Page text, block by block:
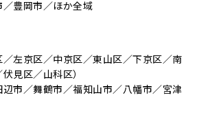
豊岡市／ほか全域
左京区／中京区／東山区／下京区／南
見区／山科区）
市／舞鶴市／福知山市／八幡市／宮津